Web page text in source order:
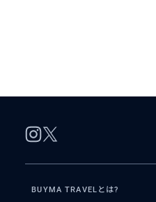
BUYMA TRAVELとは?